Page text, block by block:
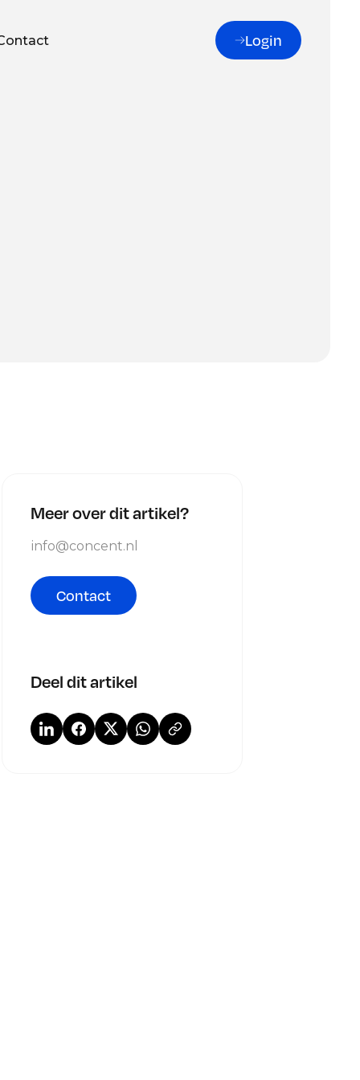
Login
Meer over dit artikel?
info@concent.nl
Contact
Deel dit artikel